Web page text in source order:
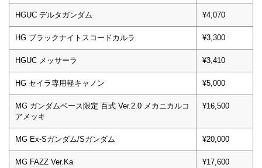
HGUC デルタガンダム ¥4,070
HG ブラックナイトスコードカルラ ¥3,300
HGUC メッサーラ ¥3,410
HG セイラ専用軽キャノン ¥5,000
MG ガンダムベース限定 百式 Ver.2.0 メカニカルコ
アメッキ
¥16,500
MG Ex-Sガンダム/Sガンダム ¥20,000
MG FAZZ Ver.Ka ¥17,600